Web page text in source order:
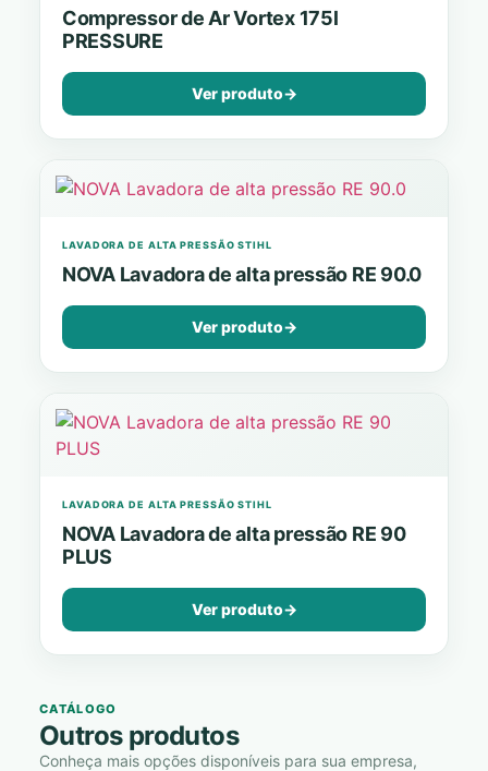
Compressor de Ar Vortex 175l
PRESSURE
Ver produto→
LAVADORA DE ALTA PRESSÃO STIHL
NOVA Lavadora de alta pressão RE 90.0
Ver produto→
LAVADORA DE ALTA PRESSÃO STIHL
NOVA Lavadora de alta pressão RE 90
PLUS
Ver produto→
CATÁLOGO
Outros produtos
Conheça mais opções disponíveis para sua empresa,